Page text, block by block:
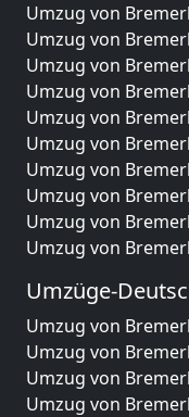
Umzug von
Umzug von
Umzug von
Umzug von
Umzug von
Umzug von
Umzug von
Umzug von
Umzug von
Umzug von
Umzüge-
Umzug von
Umzug von
Umzug von
Umzug von